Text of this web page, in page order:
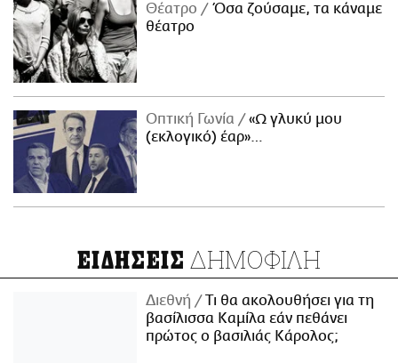
Θέατρο
Όσα ζούσαμε, τα κάναμε
θέατρο
Οπτική Γωνία
«Ω γλυκύ μου
(εκλογικό) έαρ»…
ΕΙΔΗΣΕΙΣ ΔΗΜΟΦΙΛΗ
Διεθνή
Τι θα ακολουθήσει για τη
βασίλισσα Καμίλα εάν πεθάνει
πρώτος ο βασιλιάς Κάρολος;